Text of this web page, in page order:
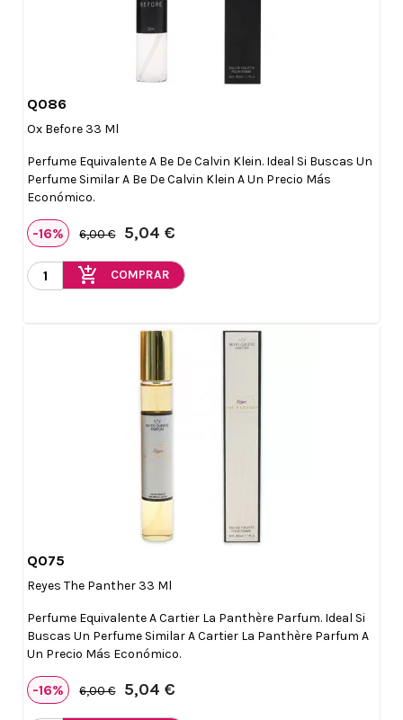
Q086
Ox Before 33 Ml
Perfume Equivalente A Be De Calvin Klein. Ideal Si Buscas Un
Perfume Similar A Be De Calvin Klein A Un Precio Más
Económico.
-16% 6,00 € 5,04 €
add_shopping_cart COMPRAR
Q075
Reyes The Panther 33 Ml
Perfume Equivalente A Cartier La Panthère Parfum. Ideal Si
Buscas Un Perfume Similar A Cartier La Panthère Parfum A
Un Precio Más Económico.
-16% 6,00 € 5,04 €